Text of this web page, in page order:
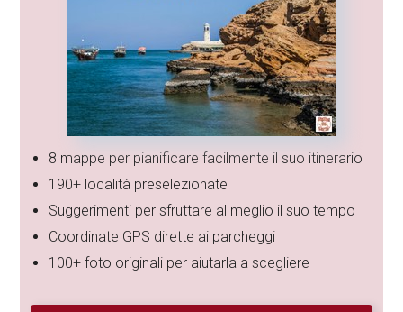
8 mappe per pianificare facilmente il suo itinerario
190+ località preselezionate
Suggerimenti per sfruttare al meglio il suo tempo
Coordinate GPS dirette ai parcheggi
100+ foto originali per aiutarla a scegliere